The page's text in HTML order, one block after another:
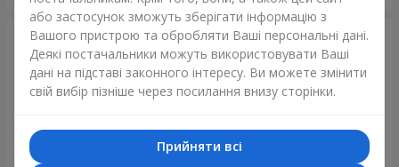
або застосунок зможуть зберігати інформацію з
Вашого пристрою та обробляти Ваші персональні дані.
Деякі постачальники можуть використовувати Ваші
дані на підставі законного інтересу. Ви можете змінити
свій вибір пізніше через посилання внизу сторінки.
Прийняти всі